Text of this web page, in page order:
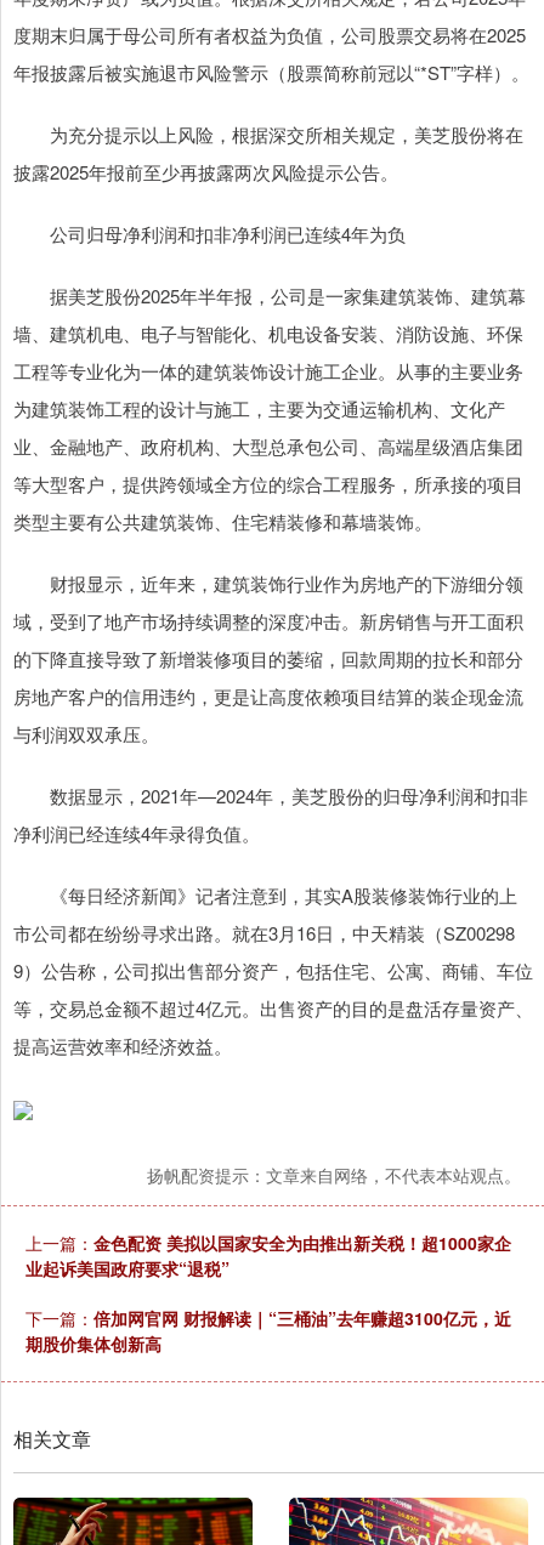
度期末归属于母公司所有者权益为负值，公司股票交易将在2025
年报披露后被实施退市风险警示（股票简称前冠以“*ST”字样）。
为充分提示以上风险，根据深交所相关规定，美芝股份将在
披露2025年报前至少再披露两次风险提示公告。
公司归母净利润和扣非净利润已连续4年为负
据美芝股份2025年半年报，公司是一家集建筑装饰、建筑幕
墙、建筑机电、电子与智能化、机电设备安装、消防设施、环保
工程等专业化为一体的建筑装饰设计施工企业。从事的主要业务
为建筑装饰工程的设计与施工，主要为交通运输机构、文化产
业、金融地产、政府机构、大型总承包公司、高端星级酒店集团
等大型客户，提供跨领域全方位的综合工程服务，所承接的项目
类型主要有公共建筑装饰、住宅精装修和幕墙装饰。
财报显示，近年来，建筑装饰行业作为房地产的下游细分领
域，受到了地产市场持续调整的深度冲击。新房销售与开工面积
的下降直接导致了新增装修项目的萎缩，回款周期的拉长和部分
房地产客户的信用违约，更是让高度依赖项目结算的装企现金流
与利润双双承压。
数据显示，2021年—2024年，美芝股份的归母净利润和扣非
净利润已经连续4年录得负值。
《每日经济新闻》记者注意到，其实A股装修装饰行业的上
市公司都在纷纷寻求出路。就在3月16日，中天精装（SZ00298
9）公告称，公司拟出售部分资产，包括住宅、公寓、商铺、车位
等，交易总金额不超过4亿元。出售资产的目的是盘活存量资产、
提高运营效率和经济效益。
扬帆配资提示：文章来自网络，不代表本站观点。
上一篇： 金色配资 美拟以国家安全为由推出新关税！超1000家企
业起诉美国政府要求“退税”
下一篇： 倍加网官网 财报解读｜“三桶油”去年赚超3100亿元，近
期股价集体创新高
相关文章